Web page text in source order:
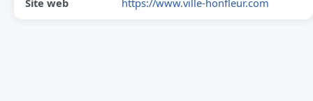
Site web https://www.ville-honfleur.com